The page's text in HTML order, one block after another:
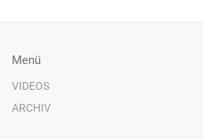
Menü
VIDEOS
ARCHIV